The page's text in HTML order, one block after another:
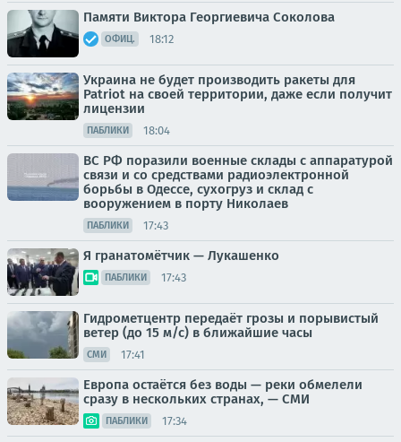
Памяти Виктора Георгиевича Соколова
ОФИЦ. 18:12
Украина не будет производить ракеты для
Patriot на своей территории, даже если получит
лицензии
ПАБЛИКИ 18:04
ВС РФ поразили военные склады с аппаратурой
связи и со средствами радиоэлектронной
борьбы в Одессе, сухогруз и склад с
вооружением в порту Николаев
ПАБЛИКИ 17:43
Я гранатомётчик — Лукашенко
ПАБЛИКИ 17:43
Гидрометцентр передаёт грозы и порывистый
ветер (до 15 м/с) в ближайшие часы
СМИ 17:41
Европа остаётся без воды — реки обмелели
сразу в нескольких странах, — СМИ
ПАБЛИКИ 17:34